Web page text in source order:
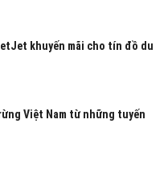
khuyến mãi cho tín đồ du
Việt Nam từ những tuyến